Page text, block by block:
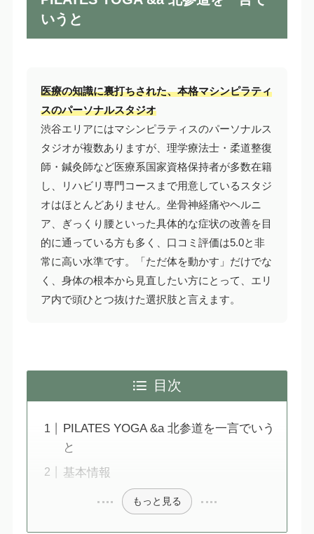
いうと
医療の知識に裏打ちされた、本格マシンピラティ
スのパーソナルスタジオ
渋谷エリアにはマシンピラティスのパーソナルス
タジオが複数ありますが、理学療法士・柔道整復
師・鍼灸師など医療系国家資格保持者が多数在籍
し、リハビリ専門コースまで用意しているスタジ
オはほとんどありません。坐骨神経痛やヘルニ
ア、ぎっくり腰といった具体的な症状の改善を目
的に通っている方も多く、口コミ評価は5.0と非
常に高い水準です。「ただ体を動かす」だけでな
く、身体の根本から見直したい方にとって、エリ
ア内で頭ひとつ抜けた選択肢と言えます。
目次
PILATES YOGA &a 北参道を一言でいう
と
基本情報
もっと見る